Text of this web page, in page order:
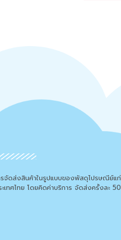
รจัดส่งสินค้าในรูปแบบของพัสดุไปรษณีย์แก่
เทศไทย โดยคิดค่าบริการ จัดส่งครั้งละ 50